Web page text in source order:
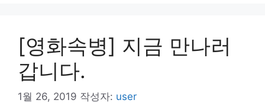
[영화속병] 지금 만나러
갑니다.
1월 26, 2019 작성자: user